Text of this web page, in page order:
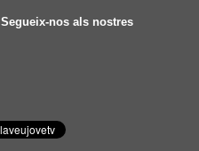
Segueix-nos als nostres